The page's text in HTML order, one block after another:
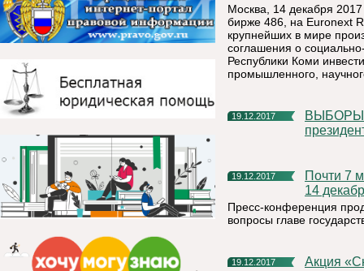
Москва, 14 декабря
бирже 486, на Euronext
крупнейших в мире
соглашения о
Республики Коми
промышленного,
19.12.2017
ВЫБОРЫ ПРЕЗИДЕНТА РОССИИ Памфилова дала старт
19.12.2017
Почти 7 млн россиян посмотрели пресс-конференцию Путина
14
Пресс-конференция
вопросы главе
19.12.2017 Акция